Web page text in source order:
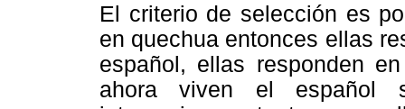
El criterio de selección es
en quechua entonces ellas
español, ellas responden
ahora viven el español